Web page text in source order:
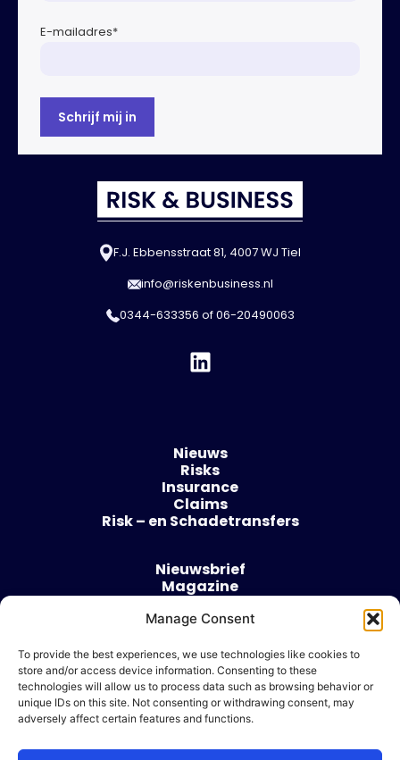
Manage Consent
To provide the best experiences, we use technologies like cookies to
store and/or access device information. Consenting to these
technologies will allow us to process data such as browsing behavior or
unique IDs on this site. Not consenting or withdrawing consent, may
adversely affect certain features and functions.
E-mailadres*
F.J. Ebbensstraat 81, 4007 WJ Tiel
info@riskenbusiness.nl
0344-633356 of06-20490063
Nieuws
Risks
Insurance
Claims
Risk – en Schadetransfers
Nieuwsbrief
Magazine
Over
Algemene voorwaarden
Cookie beleid